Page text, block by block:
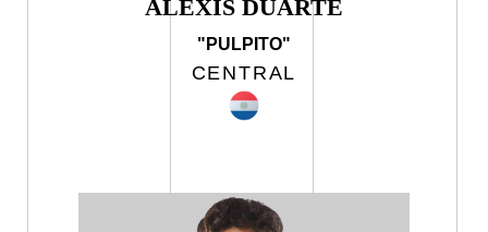
ALEXIS DUARTE
"PULPITO"
CENTRAL